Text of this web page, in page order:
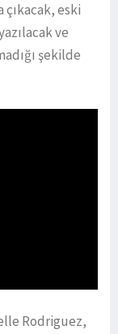
eski
ve
şekilde
Rodriguez,